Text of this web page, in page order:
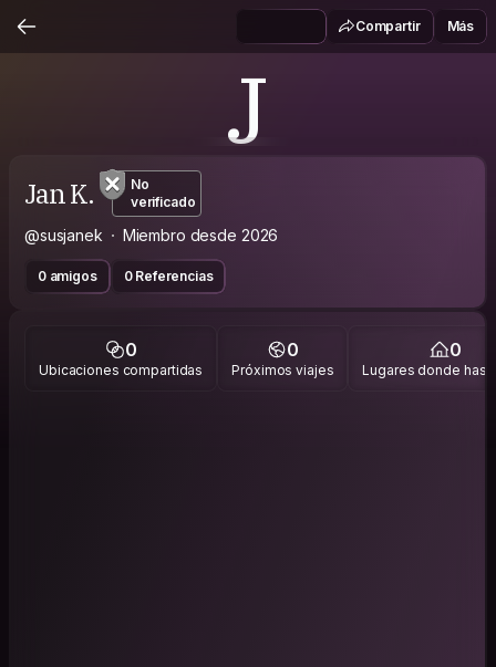
Compartir Más
J
Jan K.
No
verificado
@susjanek Miembro desde 2026
0 amigos 0 Referencias
0
Ubicaciones compartidas
0
Próximos viajes
0
Lugares donde has